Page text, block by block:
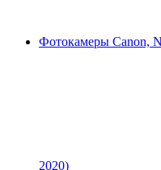
Фотокамеры Canon,
2020)